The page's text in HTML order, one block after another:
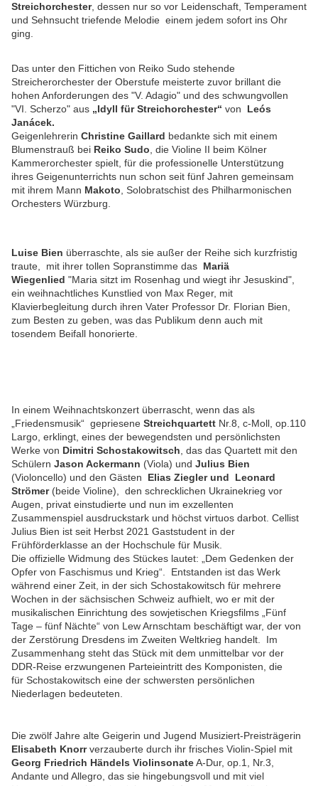
Streichorchester, dessen nur so vor Leidenschaft, Temperament
und Sehnsucht triefende Melodie einem jedem sofort ins Ohr
ging.
Das unter den Fittichen von Reiko Sudo stehende
Streicherorchester der Oberstufe meisterte zuvor brillant die
hohen Anforderungen des "V. Adagio" und des schwungvollen
"VI. Scherzo" aus „Idyll für Streichorchester“ von
Leós
Janácek.
Geigenlehrerin Christine Gaillard bedankte sich mit einem
Blumenstrauß bei Reiko Sudo , die Violine II beim Kölner
Kammerorchester spielt, für die professionelle Unterstützung
ihres Geigenunterrichts nun schon seit fünf Jahren gemeinsam
mit ihrem Mann Makoto , Solobratschist des Philharmonischen
Orchesters Würzburg.
Luise Bien überraschte, als sie außer der Reihe sich kurzfristig
traute, mit ihrer tollen Sopranstimme das Mariä
Wiegenlied "Maria sitzt im Rosenhag und wiegt ihr Jesuskind",
ein weihnachtliches Kunstlied von Max Reger, mit
Klavierbegleitung durch ihren Vater Professor Dr. Florian Bien,
zum Besten zu geben, was das Publikum denn auch mit
tosendem Beifall honorierte.
In einem Weihnachtskonzert überrascht, wenn das als
„Friedensmusik“ gepriesene Streichquartett Nr.8, c-Moll, op.110
Largo, erklingt, eines der bewegendsten und persönlichsten
Werke von Dimitri Schostakowitsch , das das Quartett mit den
Schülern Jason Ackermann (Viola) und Julius Bien
(Violoncello) und den Gästen Elias Ziegler und Leonard
Strömer(beide Violine), den schrecklichen Ukrainekrieg vor
Augen, privat einstudierte und nun im exzellenten
Zusammenspiel ausdruckstark und höchst virtuos darbot. Cellist
Julius Bien ist seit Herbst 2021 Gaststudent in der
Frühförderklasse an der Hochschule für Musik.
Die offizielle Widmung des Stückes lautet: „Dem Gedenken der
Opfer von Faschismus und Krieg“. Entstanden ist das Werk
während einer Zeit, in der sich Schostakowitsch für mehrere
Wochen in der sächsischen Schweiz aufhielt, wo er mit der
musikalischen Einrichtung des sowjetischen Kriegsfilms
„Fünf
Tage – fünf Nächte“ von Lew Arnschtam beschäftigt war, der von
der Zerstörung Dresdens im Zweiten Weltkrieg handelt.
Im
Zusammenhang steht das Stück mit dem unmittelbar vor der
DDR-Reise erzwungenen Parteieintritt des Komponisten, die
für Schostakowitsch eine der schwersten persönlichen
Niederlagen bedeuteten.
Die zwölf Jahre alte Geigerin und Jugend Musiziert-Preisträgerin
Elisabeth Knorrverzauberte durch ihr frisches Violin-Spiel mit
Georg Friedrich Händels ViolinsonateA-Dur, op.1, Nr.3,
Andante und Allegro, das sie hingebungsvoll und mit viel